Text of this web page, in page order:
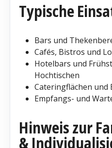
Typische
Bars und
Cafés, Bistros und
Hotelbars und
Hochtischen
Cateringflächen und
Empfangs- und
Hinweis zur
&